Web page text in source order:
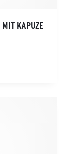
KAPUZE